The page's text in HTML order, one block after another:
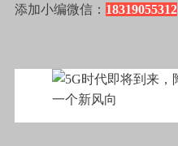
添加小编微信： 18319055312